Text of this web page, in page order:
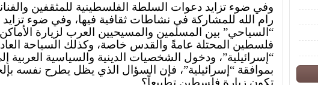
وفي ضوء تزايد دعوات السلطة الفلسطينية للمثقفين
رام الله للمشاركة في نشاطات ثقافية فيها، وفي ضوء تزايد
“السياحي” بين المسلمين والمسيحيين العرب لزيارة
فلسطين المحتلة عامةً والقدس خاصة، وكذلك السياحة
“إسرائيلية”، ودخول الشخصيات الدينية والسياسية العربية
بموافقة “إسرائيلية”، فإن السؤال الذي يظل يطرح نفسه
تكون زيارة فلسطين تطبيعاً؟